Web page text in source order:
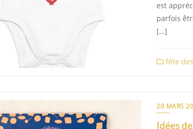
est
parfois
[…]
fête
20 MARS
Idées